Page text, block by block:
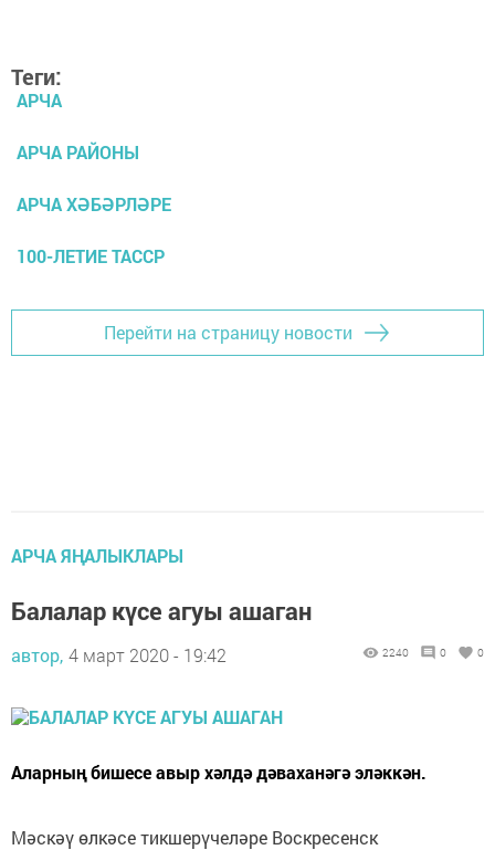
Теги:
АРЧА
АРЧА РАЙОНЫ
АРЧА ХӘБӘРЛӘРЕ
100-ЛЕТИЕ ТАССР
Перейти на страницу новости
АРЧА ЯҢАЛЫКЛАРЫ
Балалар күсе агуы ашаган
автор, 4 март 2020 - 19:42 2240 0 0
Аларның бишесе авыр хәлдә дәваханәгә эләккән.
Мәскәү өлкәсе тикшерүчеләре Воскресенск